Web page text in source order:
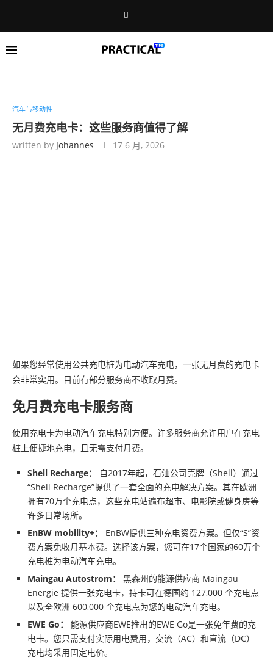
汽车与移动性
无月费充电卡：这些服务商值得了解
written by Johannes 17 6 月, 2026
如果您经常使用公共充电桩为电动汽车充电，一张无月费的充电卡
会非常实用。目前有部分服务商不收取月费。
免月费充电卡服务商
使用充电卡为电动汽车充电特别方便。许多服务商允许用户在充电
桩上便捷地充电，且无需支付月费。
Shell Recharge：
自2017年起，石油公司壳牌（Shell）通过
“Shell Recharge”提供了一套全面的充电解决方案。其在欧洲
拥有70万个充电点，这些充电站遍布超市、电影院或健身房等
许多日常场所。
EnBW mobility+： EnBW提供三种充电资费方案。但仅“S”资
费方案免收月基本费。选择该方案，您可在17个国家的60万个
充电桩为电动汽车充电。
Maingau Autostrom： 黑森州的能源供应商 Maingau
Energie 提供一张充电卡，持卡可在德国约 127,000 个充电点
以及全欧洲 600,000 个充电点为您的电动汽车充电。
EWE Go：
能源供应商EWE推出的EWE Go是一张免年费的充
电卡。您只需支付实际用电费用，交流（AC）和直流（DC）
充电均采用固定电价。